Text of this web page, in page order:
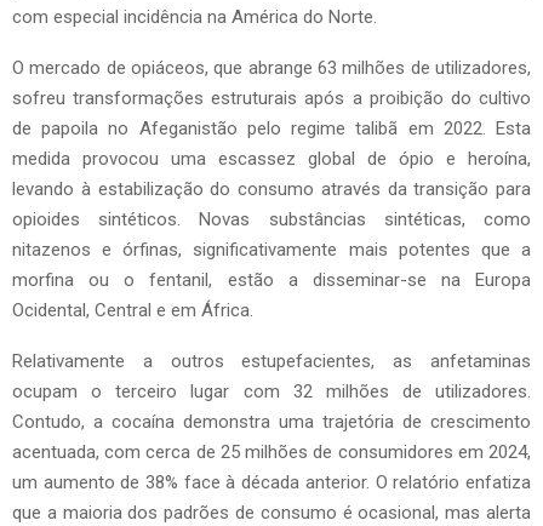
com especial incidência na América do Norte.
O mercado de opiáceos, que abrange 63 milhões de utilizadores,
sofreu transformações estruturais após a proibição do cultivo
de papoila no Afeganistão pelo regime talibã em 2022. Esta
medida provocou uma escassez global de ópio e heroína,
levando à estabilização do consumo através da transição para
opioides sintéticos. Novas substâncias sintéticas, como
nitazenos e órfinas, significativamente mais potentes que a
morfina ou o fentanil, estão a disseminar-se na Europa
Ocidental, Central e em África.
Relativamente a outros estupefacientes, as anfetaminas
ocupam o terceiro lugar com 32 milhões de utilizadores.
Contudo, a cocaína demonstra uma trajetória de crescimento
acentuada, com cerca de 25 milhões de consumidores em 2024,
um aumento de 38% face à década anterior. O relatório enfatiza
que a maioria dos padrões de consumo é ocasional, mas alerta